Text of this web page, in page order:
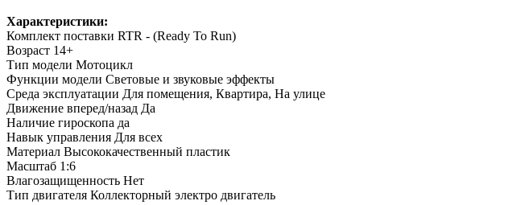
Характеристики:
Комплект поставки RTR - (Ready To Run)
Возраст 14+
Тип модели Мотоцикл
Функции модели Световые и звуковые эффекты
Среда эксплуатации Для помещения, Квартира, На улице
Движение вперед/назад Да
Наличие гироскопа да
Навык управления Для всех
Материал Высококачественный пластик
Масштаб 1:6
Влагозащищенность Нет
Тип двигателя Коллекторный электро двигатель